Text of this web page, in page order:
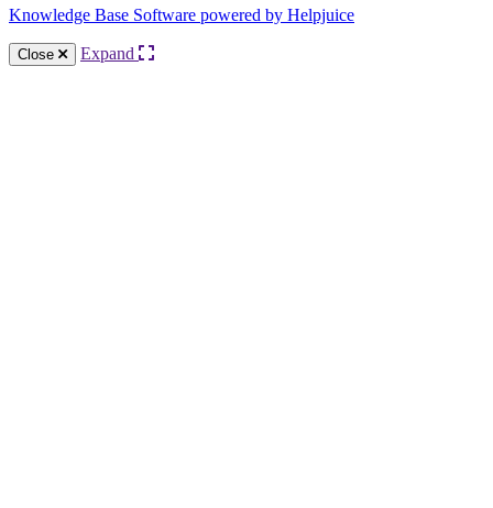
Knowledge Base Software powered by Helpjuice
Close Expand